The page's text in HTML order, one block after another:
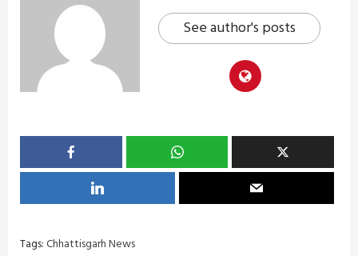
See author's posts
Tags:Chhattisgarh News